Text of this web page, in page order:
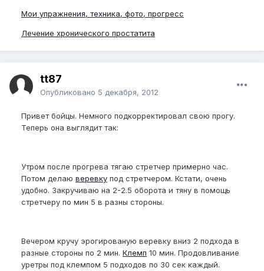
Мои упражнения, техника, фото, прогресс
Лечение хронического простатита
tt87
Опубликовано 5 декабря, 2012
Привет бойцы. Немного подкорректировал свою прогу.
Теперь она выглядит так:
Утром после прогрева тягаю стретчер примерно час.
Потом делаю веревку под стретчером. Кстати, очень
удобно. Закручиваю на 2-2.5 оборота и тяну в помощь
стретчеру по мин 5 в разны стороны.
Вечером кручу эрогированую веревку вниз 2 подхода в
разные стороны по 2 мин. Клемп 10 мин. Продовливание
уретры под клемпом 5 подходов по 30 сек каждый.